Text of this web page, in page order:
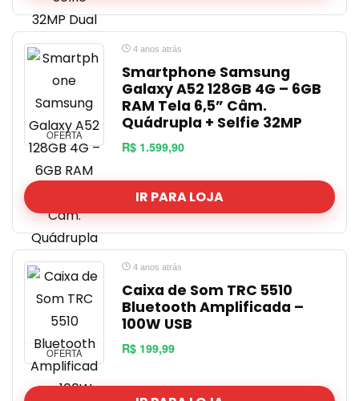
OFERTA
4 anos atrás
Smartphone Samsung
Galaxy A52 128GB 4G – 6GB
RAM Tela 6,5” Câm.
Quádrupla + Selfie 32MP
R$ 1.599,90
IR PARA LOJA
OFERTA
4 anos atrás
Caixa de Som TRC 5510
Bluetooth Amplificada –
100W USB
R$ 199,99